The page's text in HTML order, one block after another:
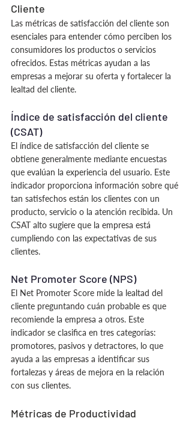
Cliente
Las métricas de satisfacción del cliente son
esenciales para entender cómo perciben los
consumidores los productos o servicios
ofrecidos. Estas métricas ayudan a las
empresas a mejorar su oferta y fortalecer la
lealtad del cliente.
Índice de satisfacción del cliente
(CSAT)
El índice de satisfacción del cliente se
obtiene generalmente mediante encuestas
que evalúan la experiencia del usuario. Este
indicador proporciona información sobre qué
tan satisfechos están los clientes con un
producto, servicio o la atención recibida. Un
CSAT alto sugiere que la empresa está
cumpliendo con las expectativas de sus
clientes.
Net Promoter Score (NPS)
El Net Promoter Score mide la lealtad del
cliente preguntando cuán probable es que
recomiende la empresa a otros. Este
indicador se clasifica en tres categorías:
promotores, pasivos y detractores, lo que
ayuda a las empresas a identificar sus
fortalezas y áreas de mejora en la relación
con sus clientes.
Métricas de Productividad